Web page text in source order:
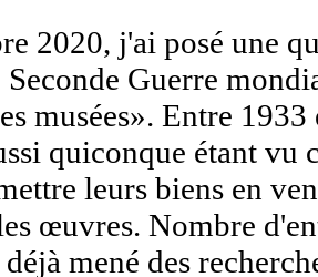
2020, j'ai posé une
Guerre
musées». Entre
quiconque étant vu
leurs biens en
œuvres. Nombre
mené des